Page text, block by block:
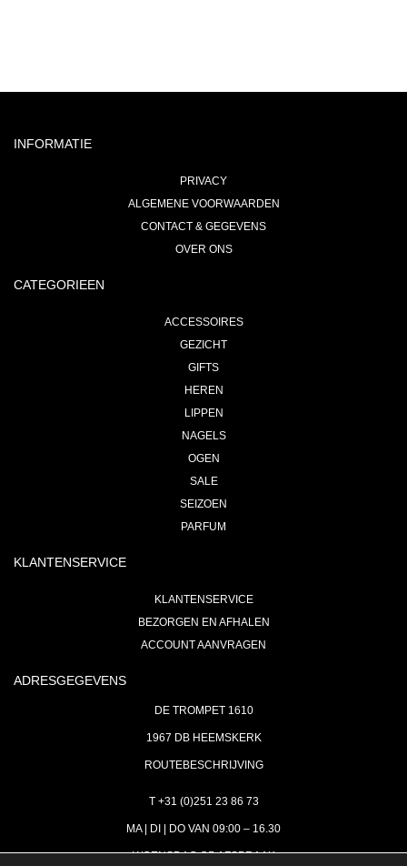
INFORMATIE
PRIVACY
ALGEMENE VOORWAARDEN
CONTACT & GEGEVENS
OVER ONS
CATEGORIEEN
ACCESSOIRES
GEZICHT
GIFTS
HEREN
LIPPEN
NAGELS
OGEN
SALE
SEIZOEN
PARFUM
KLANTENSERVICE
KLANTENSERVICE
BEZORGEN EN AFHALEN
ACCOUNT AANVRAGEN
ADRESGEGEVENS
DE TROMPET 1610
1967 DB HEEMSKERK
ROUTEBESCHRIJVING
T +31 (0)251 23 86 73
MA | DI | DO VAN 09:00 – 16.30
WOENSDAG OP AFSPRAAK